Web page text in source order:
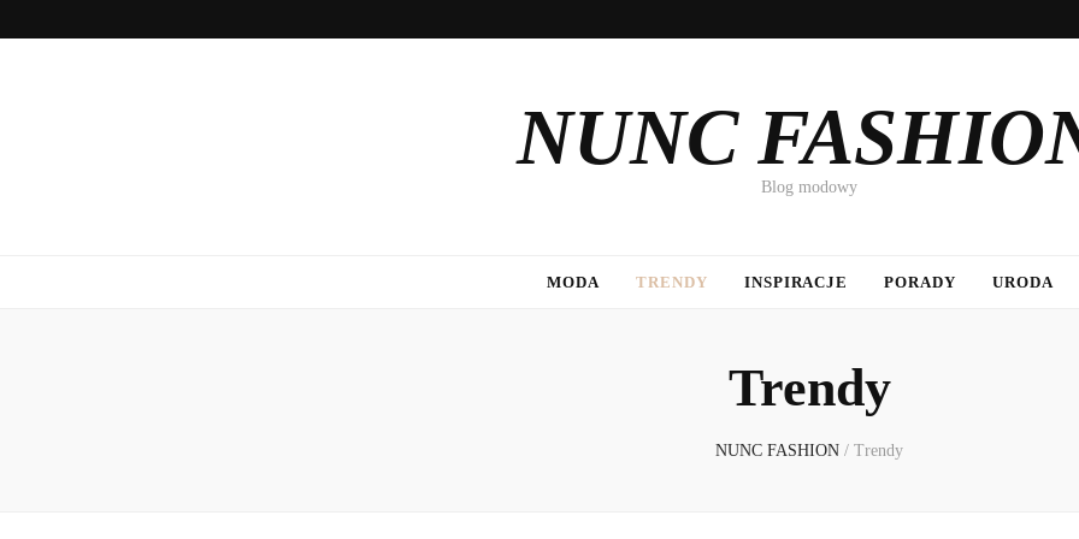
NUNC
Blog modowy
MODA TRENDY INSPIRACJE PORADY URODA
Trendy
NUNC FASHION / Trendy